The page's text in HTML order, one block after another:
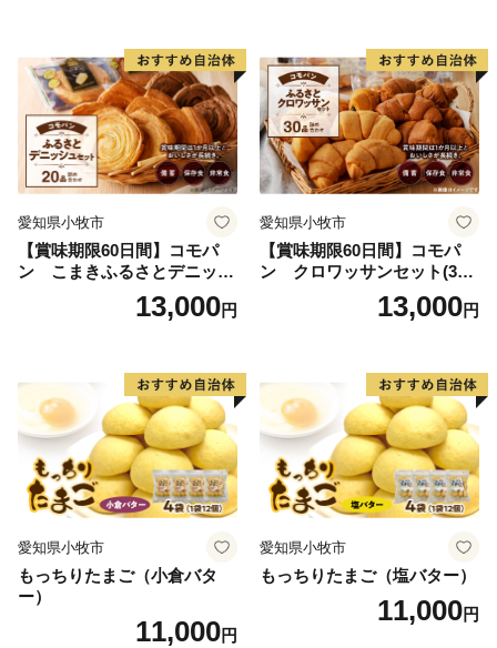
愛知県小牧市
【賞味期限60日間】コモパ
ン こまきふるさとデニッシ
ュセット（20個入り）／災害
用備蓄 保存食 非常食 防災グ
13,000円
愛知県小牧市
【賞味期限60日間】コモパ
ン クロワッサンセット(30
個入り)／災害用備蓄 保存食
非常食 防災グッズにも
13,000円
愛知県小牧市
もっちりたまご（小倉バタ
ー）
11,000円
愛知県小牧市
もっちりたまご（塩バター）
11,000円